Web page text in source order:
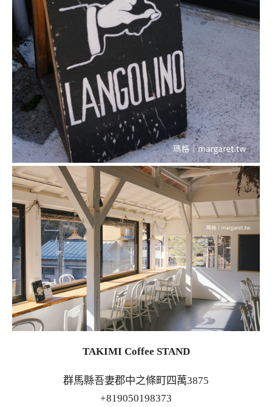
TAKIMI Coffee STAND
群馬縣吾妻郡中之條町四萬3875
+819050198373